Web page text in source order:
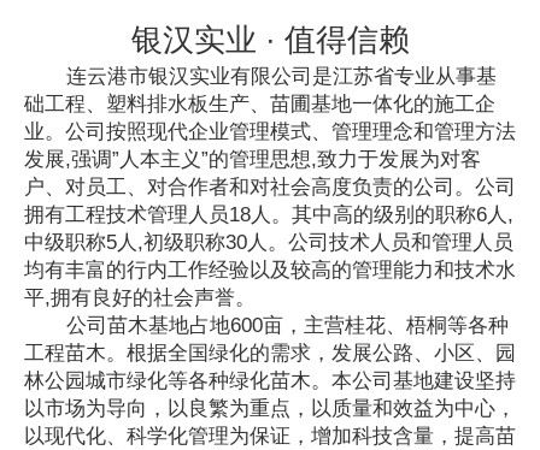
银汉实业 · 值得信赖
连云港市银汉实业有限公司是江苏省专业从事基
础工程、塑料排水板生产、苗圃基地一体化的施工企
业。公司按照现代企业管理模式、管理理念和管理方法
发展,强调”人本主义”的管理思想,致力于发展为对客
户、对员工、对合作者和对社会高度负责的公司。公司
拥有工程技术管理人员18人。其中高的级别的职称6人,
中级职称5人,初级职称30人。公司技术人员和管理人员
均有丰富的行内工作经验以及较高的管理能力和技术水
平,拥有良好的社会声誉。
公司苗木基地占地600亩，主营桂花、梧桐等各种
工程苗木。根据全国绿化的需求，发展公路、小区、园
林公园城市绿化等各种绿化苗木。本公司基地建设坚持
以市场为导向，以良繁为重点，以质量和效益为中心，
以现代化、科学化管理为保证，增加科技含量，提高苗